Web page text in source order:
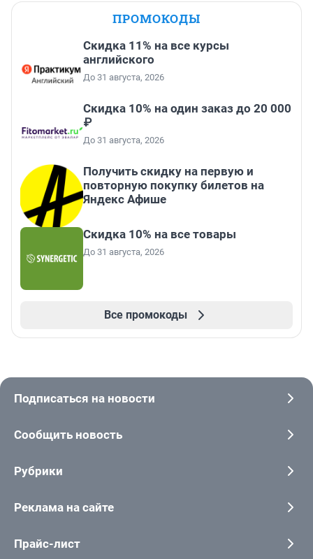
ПРОМОКОДЫ
Скидка 11% на все курсы
английского
До 31 августа, 2026
Скидка 10% на один заказ до 20 000
₽
До 31 августа, 2026
Получить скидку на первую и
повторную покупку билетов на
Яндекс Афише
Скидка 10% на все товары
До 31 августа, 2026
Все промокоды
Подписаться на новости
Сообщить новость
Рубрики
Реклама на сайте
Прайс-лист